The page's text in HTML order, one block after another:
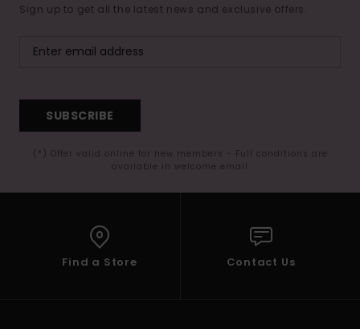
Sign up to get all the latest news and exclusive offers.
SUBSCRIBE
(*) Offer valid online for new members - Full conditions are
available in welcome email
Find a Store Contact Us